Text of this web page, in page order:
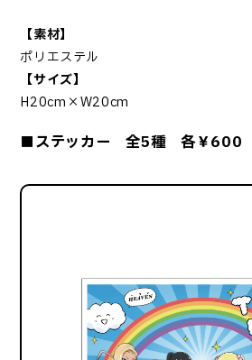
【素材】
ポリエステル
【サイズ】
H20cm×W20cm
■ステッカー 全5種 各￥600（